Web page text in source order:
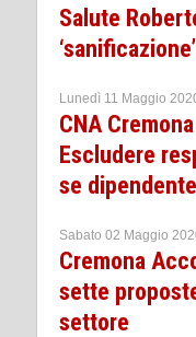
Salute
Lunedì 11 Maggio
CNA
Escludere
se
Sabato 02 Maggio
Cremona
sette
settore